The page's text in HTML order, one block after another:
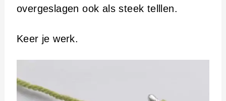
overgeslagen ook als steek telllen.
Keer je werk.